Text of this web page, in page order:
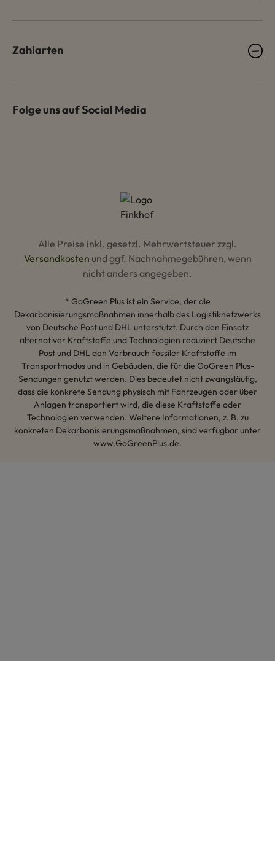
Zahlarten
Folge uns auf Social Media
Alle Preise inkl. gesetzl. Mehrwertsteuer zzgl.
Versandkosten und ggf. Nachnahmegebühren, wenn
nicht anders angegeben.
* GoGreen Plus ist ein Service, der die
Dekarbonisierungsmaßnahmen innerhalb des Logistiknetzwerks
von Deutsche Post und DHL unterstützt. Durch den Einsatz
alternativer Kraftstoffe und Technologien reduziert Deutsche
Post und DHL den Verbrauch fossiler Kraftstoffe im
Transportmodus und in Gebäuden, die für die GoGreen Plus-
Sendungen genutzt werden. Dies bedeutet nicht zwangsläufig,
dass die konkrete Sendung physisch mit Fahrzeugen oder über
Anlagen transportiert wird, die diese Kraftstoffe oder
Technologien verwenden. Weitere Informationen, z. B. zu
konkreten Dekarbonisierungsmaßnahmen, sind verfügbar unter
www.GoGreenPlus.de.